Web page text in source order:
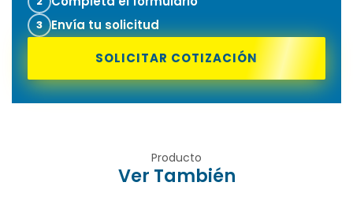
3
Envía tu solicitud
SOLICITAR COTIZACIÓN
Producto
Ver También